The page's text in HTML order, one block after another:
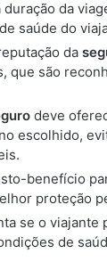
da
saúde do
da
que são
deve
escolhido,
benefício
proteção
se o
de